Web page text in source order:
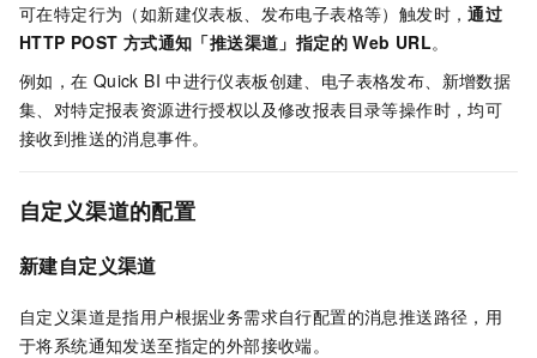
可在特定行为（如新建仪表板、发布电子表格等）触发时，通过
HTTP POST 方式通知「推送渠道」指定的 Web URL。
例如，在 Quick BI 中进行仪表板创建、电子表格发布、新增数据
集、对特定报表资源进行授权以及修改报表目录等操作时，均可
接收到推送的消息事件。
自定义渠道的配置
新建自定义渠道
自定义渠道是指用户根据业务需求自行配置的消息推送路径，用
于将系统通知发送至指定的外部接收端。